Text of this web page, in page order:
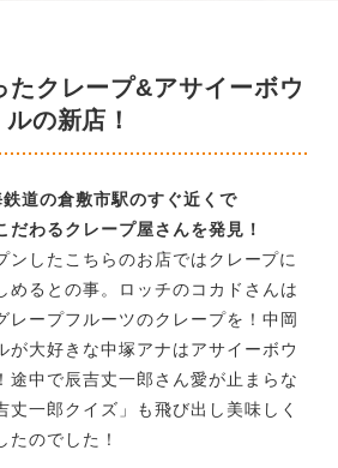
たクレープ&アサイーボウ
ルの新店！
道の倉敷市駅のすぐ近くで
だわるクレープ屋さんを発見！
ンしたこちらのお店ではクレープに
めるとの事。ロッチのコカドさんは
レープフルーツのクレープを！中岡
が大好きな中塚アナはアサイーボウ
途中で辰吉丈一郎さん愛が止まらな
丈一郎クイズ」も飛び出し美味しく
たのでした！